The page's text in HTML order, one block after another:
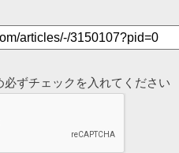
ずチェックを入れてください